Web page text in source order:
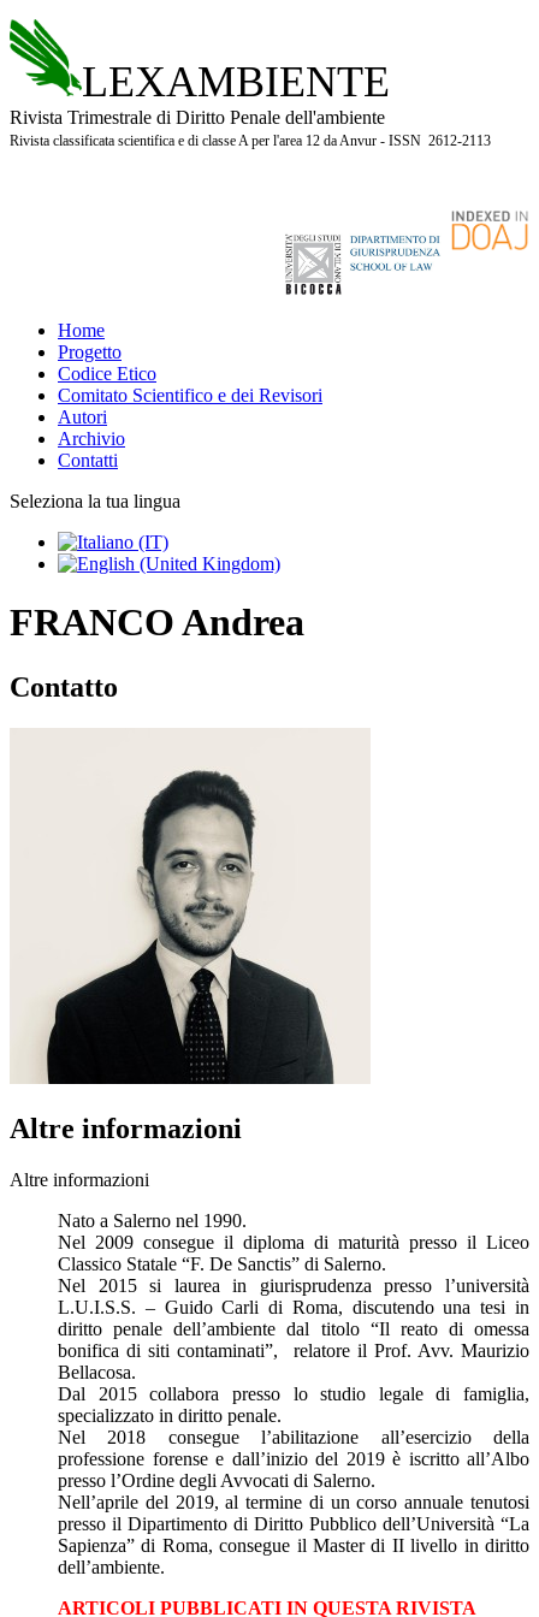
LEXAMBIENTE
Rivista Trimestrale di Diritto Penale dell'ambiente
Rivista classificata scientifica e di classe A per l'area 12 da Anvur - ISSN 2612-2113
Home
Progetto
Codice Etico
Comitato Scientifico e dei Revisori
Autori
Archivio
Contatti
Seleziona la tua lingua
FRANCO Andrea
Contatto
Altre informazioni
Altre informazioni
Nato a Salerno nel 1990.
Nel 2009 consegue il diploma di maturità presso il Liceo
Classico Statale “F. De Sanctis” di Salerno.
Nel 2015 si laurea in giurisprudenza presso l’università
L.U.I.S.S. – Guido Carli di Roma, discutendo una tesi in
diritto penale dell’ambiente dal titolo “Il reato di omessa
bonifica di siti contaminati”, relatore il Prof. Avv. Maurizio
Bellacosa.
Dal 2015 collabora presso lo studio legale di famiglia,
specializzato in diritto penale.
Nel 2018 consegue l’abilitazione all’esercizio della
professione forense e dall’inizio del 2019 è iscritto all’Albo
presso l’Ordine degli Avvocati di Salerno.
Nell’aprile del 2019, al termine di un corso annuale tenutosi
presso il Dipartimento di Diritto Pubblico dell’Università “La
Sapienza” di Roma, consegue il Master di II livello in diritto
dell’ambiente.
ARTICOLI PUBBLICATI IN QUESTA RIVISTA